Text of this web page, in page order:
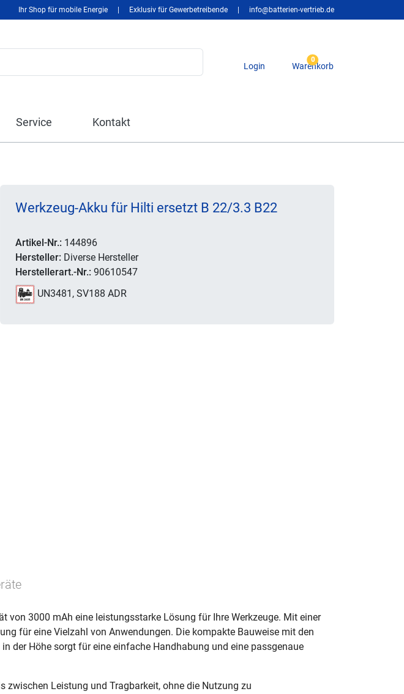
Ihr Shop für mobile Energie Exklusiv für Gewerbetreibende info@batterien-vertrieb.de
Login
0
Warenkorb
Service Kontakt
Werkzeug-Akku für Hilti ersetzt B 22/3.3 B22
Artikel-Nr.: 144896
Hersteller: Diverse Hersteller
Herstellerart.-Nr.: 90610547
UN3481, SV188 ADR
3000 mAh eine leistungsstarke Lösung für Ihre Werkzeuge. Mit einer
für eine Vielzahl von Anwendungen. Die kompakte Bauweise mit den
der Höhe sorgt für eine einfache Handhabung und eine passgenaue
zwischen Leistung und Tragbarkeit, ohne die Nutzung zu